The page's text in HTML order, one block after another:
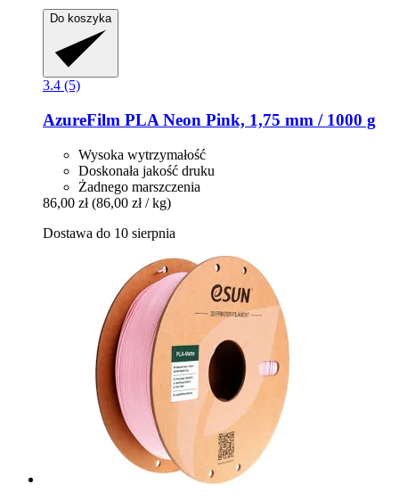
Do koszyka
3.4 (5)
AzureFilm PLA Neon Pink, 1,75 mm / 1000 g
Wysoka wytrzymałość
Doskonała jakość druku
Żadnego marszczenia
86,00 zł (86,00 zł / kg)
Dostawa do 10 sierpnia